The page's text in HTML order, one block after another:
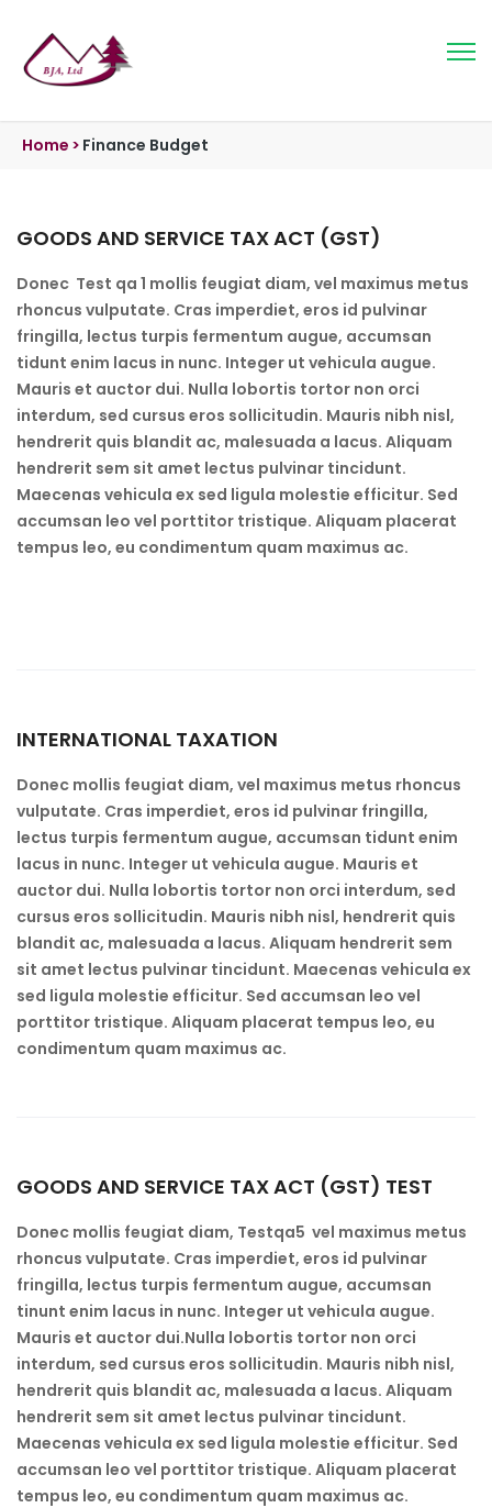
Home > Finance Budget
GOODS AND SERVICE TAX ACT (GST)
Donec Test qa 1 mollis feugiat diam, vel maximus metus
rhoncus vulputate. Cras imperdiet, eros id pulvinar
fringilla, lectus turpis fermentum augue, accumsan
tidunt enim lacus in nunc. Integer ut vehicula augue.
Mauris et auctor dui. Nulla lobortis tortor non orci
interdum, sed cursus eros sollicitudin. Mauris nibh nisl,
hendrerit quis blandit ac, malesuada a lacus. Aliquam
hendrerit sem sit amet lectus pulvinar tincidunt.
Maecenas vehicula ex sed ligula molestie efficitur. Sed
accumsan leo vel porttitor tristique. Aliquam placerat
tempus leo, eu condimentum quam maximus ac.
INTERNATIONAL TAXATION
Donec mollis feugiat diam, vel maximus metus rhoncus
vulputate. Cras imperdiet, eros id pulvinar fringilla,
lectus turpis fermentum augue, accumsan tidunt enim
lacus in nunc. Integer ut vehicula augue. Mauris et
auctor dui. Nulla lobortis tortor non orci interdum, sed
cursus eros sollicitudin. Mauris nibh nisl, hendrerit quis
blandit ac, malesuada a lacus. Aliquam hendrerit sem
sit amet lectus pulvinar tincidunt. Maecenas vehicula ex
sed ligula molestie efficitur. Sed accumsan leo vel
porttitor tristique. Aliquam placerat tempus leo, eu
condimentum quam maximus ac.
GOODS AND SERVICE TAX ACT (GST) TEST
Donec mollis feugiat diam, Testqa5 vel maximus metus
rhoncus vulputate. Cras imperdiet, eros id pulvinar
fringilla, lectus turpis fermentum augue, accumsan
tinunt enim lacus in nunc. Integer ut vehicula augue.
Mauris et auctor dui.Nulla lobortis tortor non orci
interdum, sed cursus eros sollicitudin. Mauris nibh nisl,
hendrerit quis blandit ac, malesuada a lacus. Aliquam
hendrerit sem sit amet lectus pulvinar tincidunt.
Maecenas vehicula ex sed ligula molestie efficitur. Sed
accumsan leo vel porttitor tristique. Aliquam placerat
tempus leo, eu condimentum quam maximus ac.